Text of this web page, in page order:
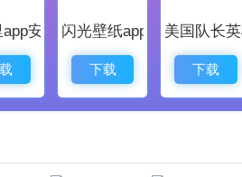
局，让界面更加整洁美观
安卓版闪光壁纸app安卓最新版
下载
美国队长
下载